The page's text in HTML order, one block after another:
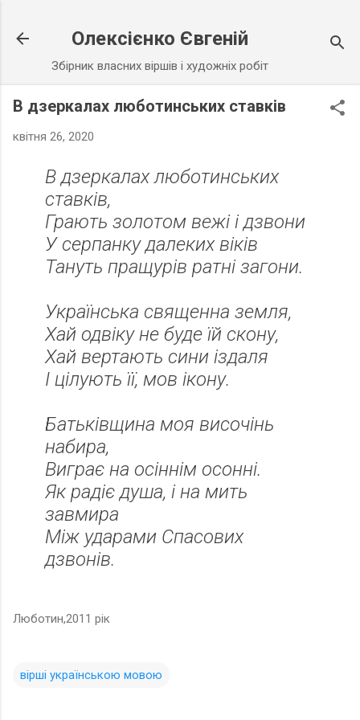
Олексієнко Євгеній
Збірник власних віршів і художніх робіт
В дзеркалах люботинських ставків
квітня 26, 2020
В дзеркалах люботинських
ставків,
Грають золотом вежі і дзвони
У серпанку далеких віків
Тануть пращурів ратні загони.
Українська священна земля,
Хай одвіку не буде їй скону,
Хай вертають сини іздаля
І цілують її, мов ікону.
Батьківщина моя височінь
набира,
Виграє на осіннім осонні.
Як радіє душа, і на мить
завмира
Між ударами Спасових
дзвонів.
Люботин,2011 рік
вірші українською мовою